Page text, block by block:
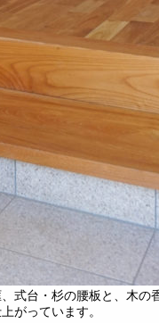
式台・杉の腰板と、木の
がっています。